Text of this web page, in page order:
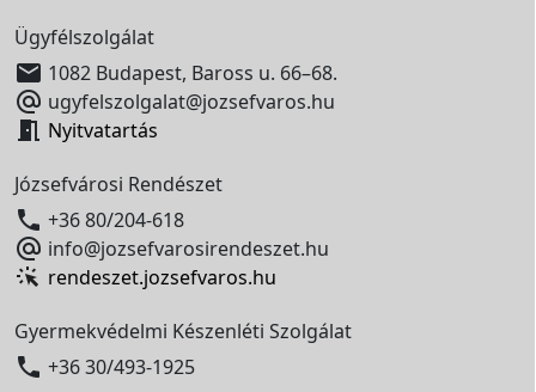
Ügyfélszolgálat
 1082 Budapest, Baross u. 66–68.
 ugyfelszolgalat@jozsefvaros.hu
 Nyitvatartás
Józsefvárosi Rendészet
 +36 80/204-618
 info@jozsefvarosirendeszet.hu
rendeszet.jozsefvaros.hu
Gyermekvédelmi Készenléti Szolgálat
 +36 30/493-1925